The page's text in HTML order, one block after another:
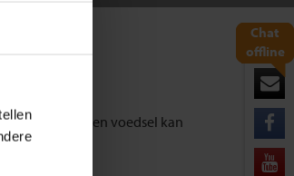
Chat
offline
cultuur en voedsel kan